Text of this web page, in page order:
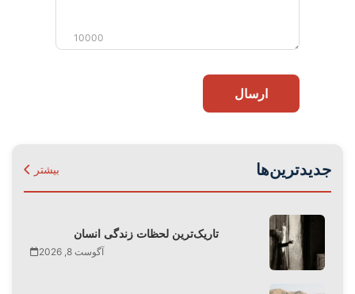
10000
ارسال
جدیدترین‌ها بیشتر
تاریک‌ترین لحظات زندگی انسان
آگوست 8, 2026